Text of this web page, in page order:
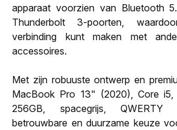
apparaat voorzien van Bluetooth
Thunderbolt 3-poorten,
verbinding kunt maken met
accessoires.
Met zijn robuuste ontwerp en
MacBook Pro 13" (2020), Core i5,
256GB, spacegrijs, QWERTY
betrouwbare en duurzame keuze